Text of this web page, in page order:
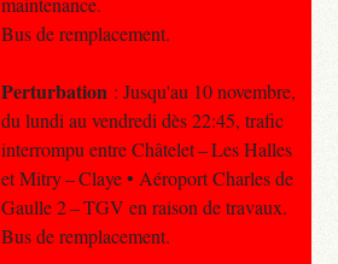
Bus de remplacement.
Perturbation : Jusqu'au 10 novembre,
du lundi au vendredi dès 22:45, trafic
interrompu entre Châtelet – Les Halles
et Mitry – Claye • Aéroport Charles de
Gaulle 2 – TGV en raison de travaux.
Bus de remplacement.